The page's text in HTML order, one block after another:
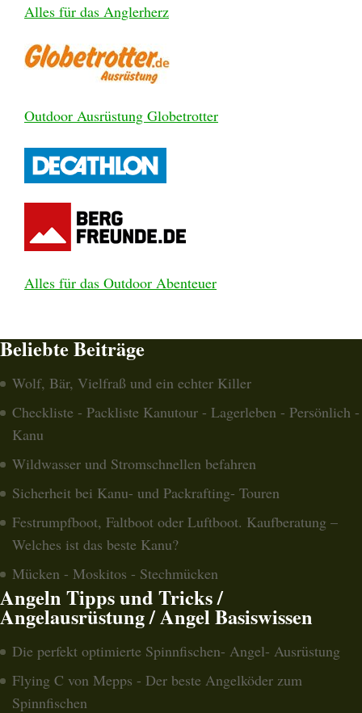
Alles für das Anglerherz
Outdoor Ausrüstung Globetrotter
Alles für das Outdoor Abenteuer
Beliebte Beiträge
Wolf, Bär, Vielfraß und ein echter Killer
Checkliste - Packliste Kanutour - Lagerleben - Persönlich -
Kanu
Wildwasser und Stromschnellen befahren
Sicherheit bei Kanu- und Packrafting- Touren
Festrumpfboot, Faltboot oder Luftboot. Kaufberatung –
Welches ist das beste Kanu?
Mücken - Moskitos - Stechmücken
Angeln Tipps und Tricks /
Angelausrüstung / Angel Basiswissen
Die perfekt optimierte Spinnfischen- Angel- Ausrüstung
Flying C von Mepps - Der beste Angelköder zum
Spinnfischen